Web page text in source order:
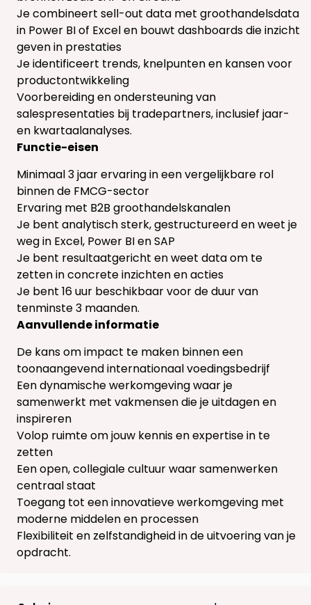
Je combineert sell-out data met groothandelsdata
in Power BI of Excel en bouwt dashboards die inzicht
geven in prestaties
Je identificeert trends, knelpunten en kansen voor
productontwikkeling
Voorbereiding en ondersteuning van
salespresentaties bij tradepartners, inclusief jaar-
en kwartaalanalyses.
Functie-eisen
Minimaal 3 jaar ervaring in een vergelijkbare rol
binnen de FMCG-sector
Ervaring met B2B groothandelskanalen
Je bent analytisch sterk, gestructureerd en weet je
weg in Excel, Power BI en SAP
Je bent resultaatgericht en weet data om te
zetten in concrete inzichten en acties
Je bent 16 uur beschikbaar voor de duur van
tenminste 3 maanden.
Aanvullende informatie
De kans om impact te maken binnen een
toonaangevend internationaal voedingsbedrijf
Een dynamische werkomgeving waar je
samenwerkt met vakmensen die je uitdagen en
inspireren
Volop ruimte om jouw kennis en expertise in te
zetten
Een open, collegiale cultuur waar samenwerken
centraal staat
Toegang tot een innovatieve werkomgeving met
moderne middelen en processen
Flexibiliteit en zelfstandigheid in de uitvoering van je
opdracht.